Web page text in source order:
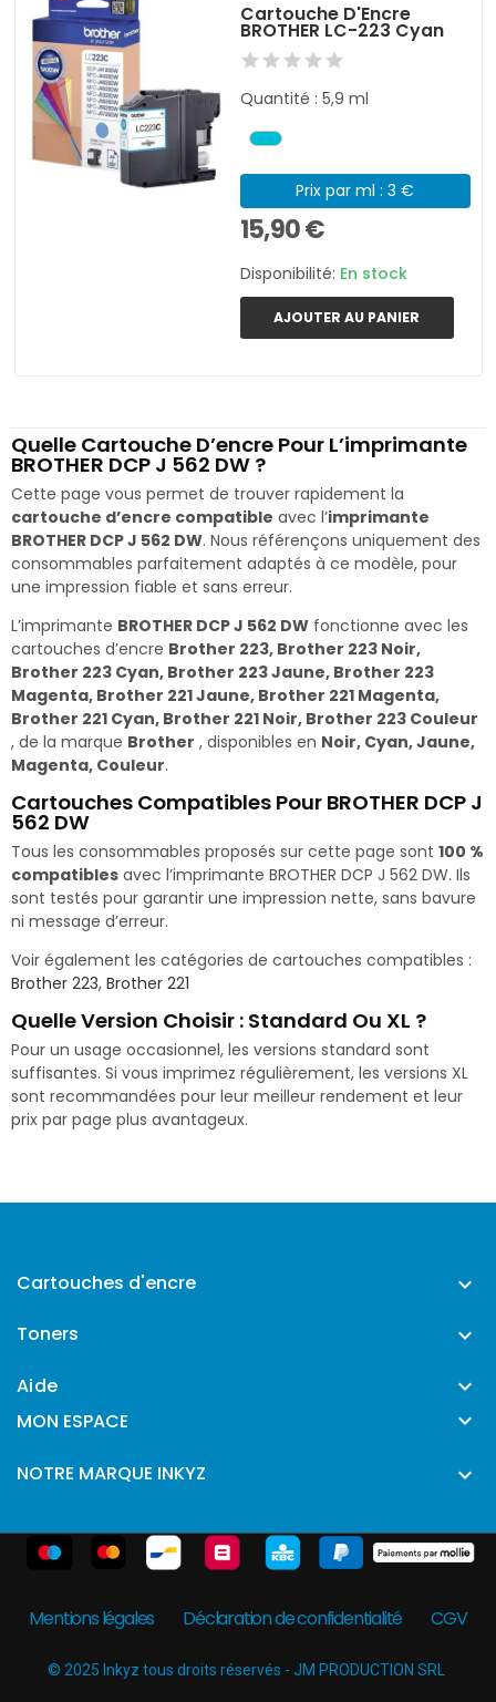
Cartouche D'Encre
BROTHER LC-223 Cyan
Quantité : 5,9 ml
Prix par ml : 3 €
15,90 €
Disponibilité: En stock
AJOUTER AU PANIER
Quelle Cartouche D’encre Pour L’imprimante
BROTHER DCP J 562 DW ?
Cette page vous permet de trouver rapidement la
cartouche d’encre compatible avec l’imprimante
BROTHER DCP J 562 DW. Nous référençons uniquement des
consommables parfaitement adaptés à ce modèle, pour
une impression fiable et sans erreur.
L’imprimante BROTHER DCP J 562 DW fonctionne avec les
cartouches d’encre Brother 223, Brother 223 Noir,
Brother 223 Cyan, Brother 223 Jaune, Brother 223
Magenta, Brother 221 Jaune, Brother 221 Magenta,
Brother 221 Cyan, Brother 221 Noir, Brother 223 Couleur
, de la marque Brother , disponibles en Noir, Cyan, Jaune,
Magenta, Couleur.
Cartouches Compatibles Pour BROTHER DCP J
562 DW
Tous les consommables proposés sur cette page sont 100 %
compatibles avec l’imprimante BROTHER DCP J 562 DW. Ils
sont testés pour garantir une impression nette, sans bavure
ni message d’erreur.
Voir également les catégories de cartouches compatibles :
Brother 223, Brother 221
Quelle Version Choisir : Standard Ou XL ?
Pour un usage occasionnel, les versions standard sont
suffisantes. Si vous imprimez régulièrement, les versions XL
sont recommandées pour leur meilleur rendement et leur
prix par page plus avantageux.
Cartouches d'encre 
Toners 
Aide 
MON ESPACE 
NOTRE MARQUE INKYZ 
Mentions légales Déclaration de confidentialité CGV
© 2025 Inkyz tous droits réservés - JM PRODUCTION SRL